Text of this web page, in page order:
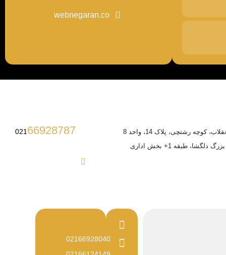
webnegaran.co
کوچه رشتچی، پلاک 14، واحد 8
دلگشا، طبقه 1+ بخش اداری
021 66928787
02166928040